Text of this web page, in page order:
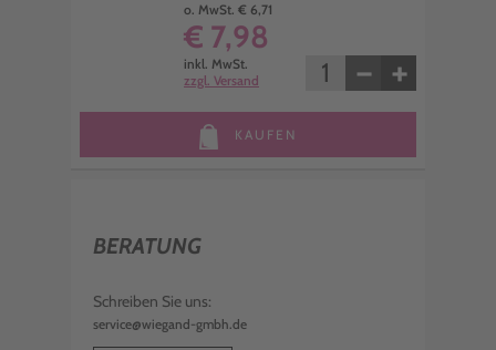
o. MwSt. € 6,71
€ 7,98
inkl. MwSt.
zzgl. Versand
− +
KAUFEN
BERATUNG
Schreiben Sie uns:
service@wiegand-gmbh.de